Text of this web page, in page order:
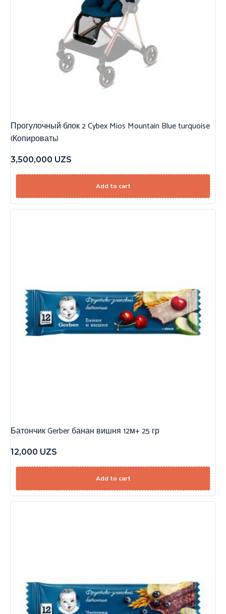
Прогулочный блок 2 Cybex Mios Mountain Blue turquoise
(Копировать)
3,500,000 UZS
Add to cart
Батончик Gerber банан вишня 12м+ 25 гр
12,000 UZS
Add to cart